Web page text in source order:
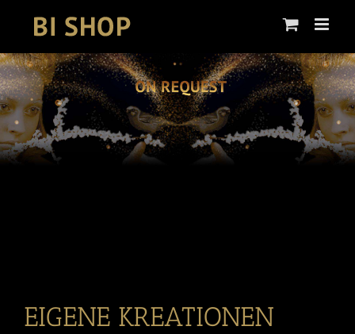
EIGENE KREATIONEN